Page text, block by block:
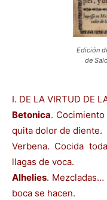
Edición
de
I. DE LA VIRTUD DE
Betonica.
quita dolor de diente.
Verbena. Cocida
llagas de voca.
Alhelies.
boca se hacen.